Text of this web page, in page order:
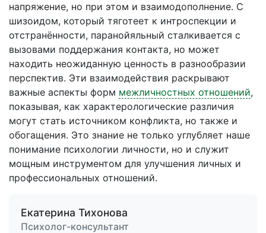
напряжение, но при этом и взаимодополнение. С
шизоидом, который тяготеет к интроспекции и
отстранённости, паранойяльный сталкивается с
вызовами поддержания контакта, но может
находить неожиданную ценность в разнообразии
перспектив. Эти взаимодействия раскрывают
важные аспекты форм межличностных отношений,
показывая, как характерологические различия
могут стать источником конфликта, но также и
обогащения. Это знание не только углубляет наше
понимание психологии личности, но и служит
мощным инструментом для улучшения личных и
профессиональных отношений.
Екатерина Тихонова
Психолог-консультант